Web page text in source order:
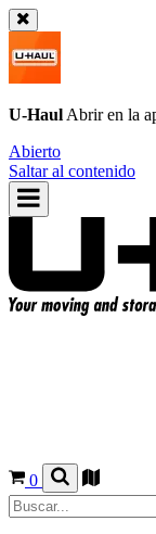
U-Haul Abrir en la
Abierto
Saltar al contenido
0